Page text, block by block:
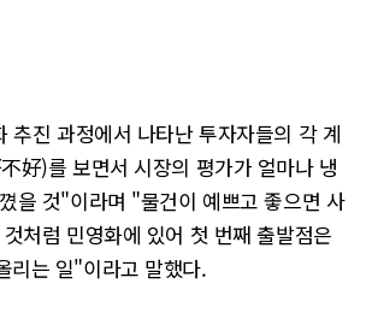
추진 과정에서 나타난 투자자들의 각 계
好)를 보면서 시장의 평가가 얼마나 냉
을 것"이라며 "물건이 예쁘고 좋으면 사
처럼 민영화에 있어 첫 번째 출발점은
리는 일"이라고 말했다.